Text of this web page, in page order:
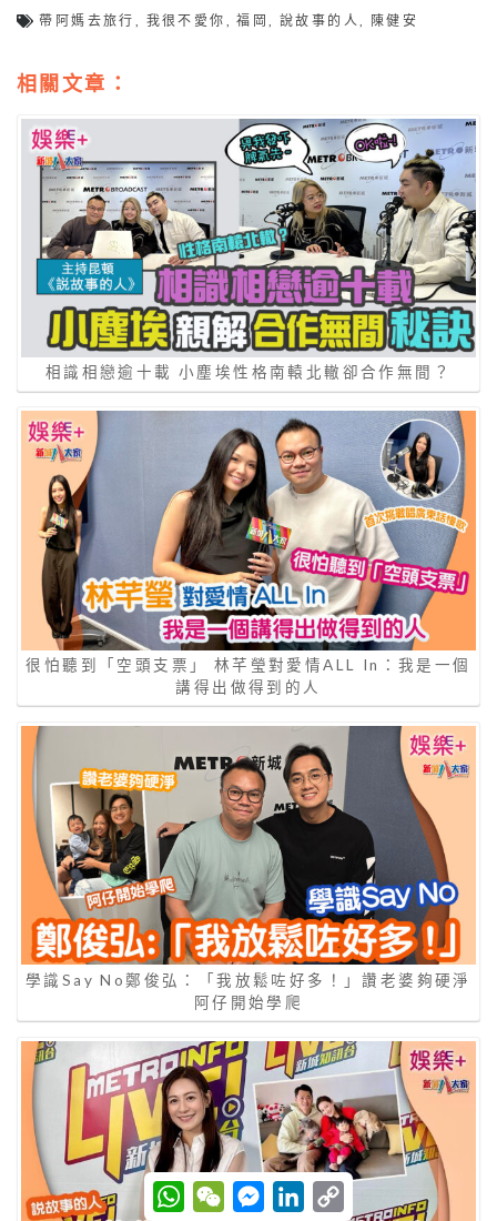
帶阿媽去旅行 , 我很不愛你 ,福岡,說故事的人, 陳健安
相關文章：
相識相戀逾十載 小塵埃性格南轅北轍卻合作無間？
很怕聽到「空頭支票」 林芊瑩對愛情ALL In：我是一個
講得出做得到的人
學識Say No鄭俊弘：「我放鬆咗好多！」讚老婆夠硬淨
阿仔開始學爬
W
h
W
e
M
e
L